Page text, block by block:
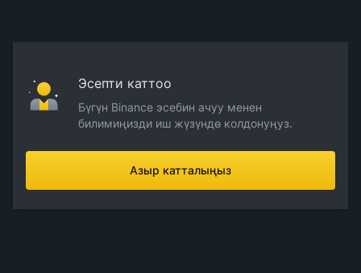
Эсепти каттоо
Бүгүн Binance эсебин ачуу менен
билимиңизди иш жүзүндө колдонуңуз.
Азыр катталыңыз